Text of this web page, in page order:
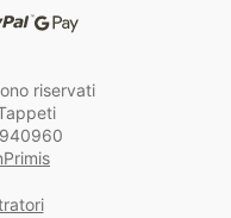
riservati